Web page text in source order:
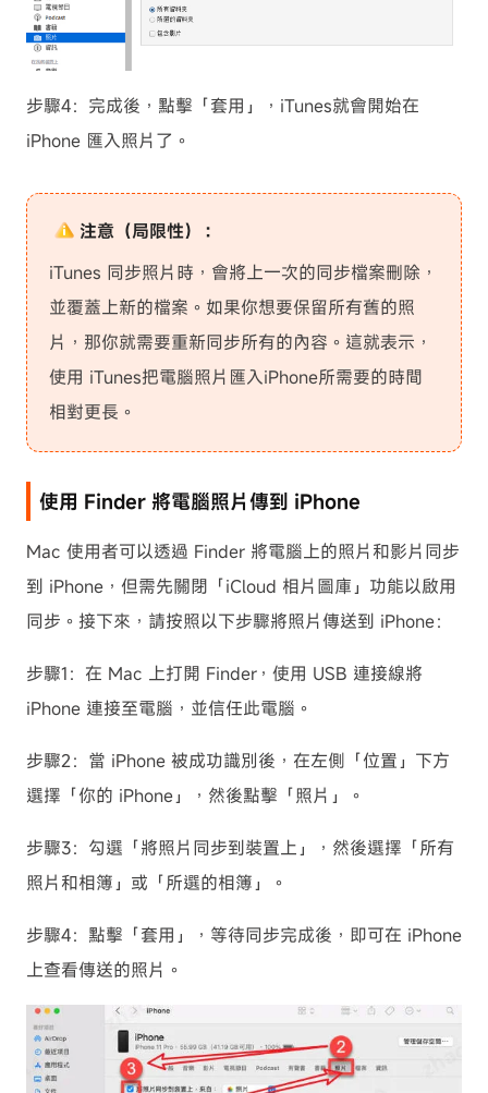
步驟4：完成後，點擊「套用」，iTunes就會開始在
iPhone 匯入照片了。
注意（局限性）：
iTunes 同步照片時，會將上一次的同步檔案刪除，
並覆蓋上新的檔案。如果你想要保留所有舊的照
片，那你就需要重新同步所有的內容。這就表示，
使用 iTunes把電腦照片匯入iPhone所需要的時間
相對更長。
使用 Finder 將電腦照片傳到 iPhone
Mac 使用者可以透過 Finder 將電腦上的照片和影片同步
到 iPhone，但需先關閉「iCloud 相片圖庫」功能以啟用
同步。接下來，請按照以下步驟將照片傳送到 iPhone：
步驟1：在 Mac 上打開 Finder，使用 USB 連接線將
iPhone 連接至電腦，並信任此電腦。
步驟2：當 iPhone 被成功識別後，在左側「位置」下方
選擇「你的 iPhone」，然後點擊「照片」。
步驟3：勾選「將照片同步到裝置上」，然後選擇「所有
照片和相簿」或「所選的相簿」。
步驟4：點擊「套用」，等待同步完成後，即可在 iPhone
上查看傳送的照片。